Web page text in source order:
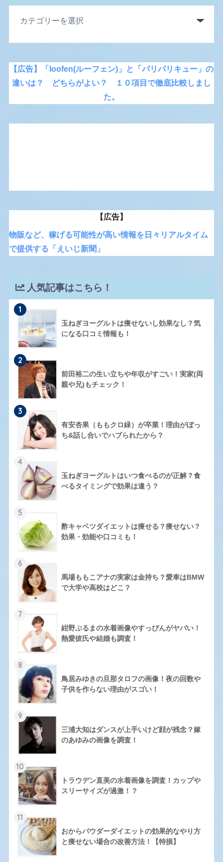
【広告】「loofen(ルーフェン)」と「パリパリキュー」の
違いは？ どちらがよい？ １０項目で徹底比較しまし
た。
【広告】
物販など、稼げる可能性が高い情報を日々リアルタイム
で提供する「えいじ新聞」
人気記事はこちら！
1
玉ねぎヨーグルトは痩せないし効果なし？気
になる口コミ情報も！
2
前田裕二の生い立ちや年収がすごい！実家(両
親や兄)もチェック！
3
有安杏果（ももクロ緑）が卒業！理由がぼっ
ち&話し合いでハブられたから？
4
玉ねぎヨーグルトはいつ食べるのが正解？食
べるタイミングで効果は違う？
5
酢キャベツダイエットは痩せる？痩せない？
効果・効能や口コミも！
6
馬場ももこアナの実家は金持ち？愛車はBMW
で大学や高校はどこ？
7
紺野ぶるまの水着画像やすっぴんがヤバい！
熱愛彼氏や結婚も調査！
8
鳥居みゆきの旦那タロフの画像！夜の回数や
子供を作らない理由がスゴい！
9
三浦大知はダンスが上手いけど顔が残念？嫁
のあゆみの画像を調査！
10
トラウデン直美の水着画像を調査！カップや
スリーサイズが過激！？
11
おからパウダーダイエットの効果的なやり方
と痩せない場合の改善方法！【特損】